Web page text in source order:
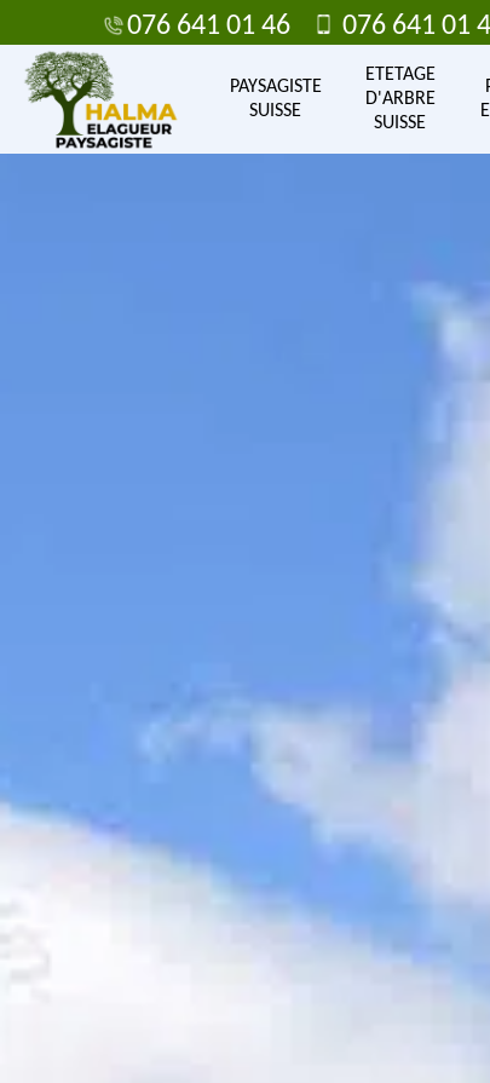
076 641 01 46 076 641 01
PAYSAGISTE
SUISSE
ETETAGE
D'ARBRE
SUISSE